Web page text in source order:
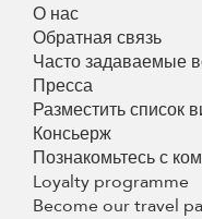
О нас
Обратная связь
Часто задаваемые
Пресса
Разместить список
Консьерж
Познакомьтесь с
Loyalty programme
Become our travel